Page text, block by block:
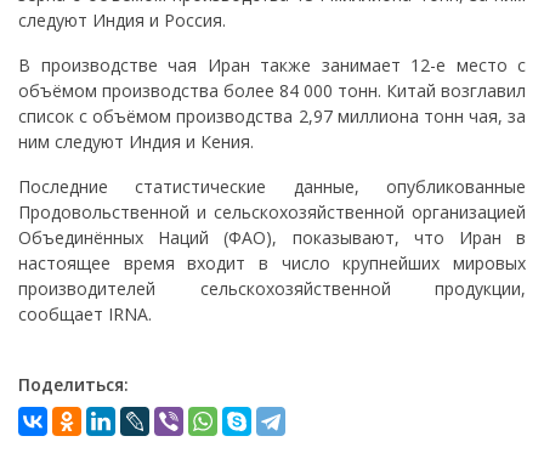
следуют Индия и Россия.
В производстве чая Иран также занимает 12-е место с
объёмом производства более 84 000 тонн. Китай возглавил
список с объёмом производства 2,97 миллиона тонн чая, за
ним следуют Индия и Кения.
Последние статистические данные, опубликованные
Продовольственной и сельскохозяйственной организацией
Объединённых Наций (ФАО), показывают, что Иран в
настоящее время входит в число крупнейших мировых
производителей сельскохозяйственной продукции,
сообщает IRNA.
Поделиться: